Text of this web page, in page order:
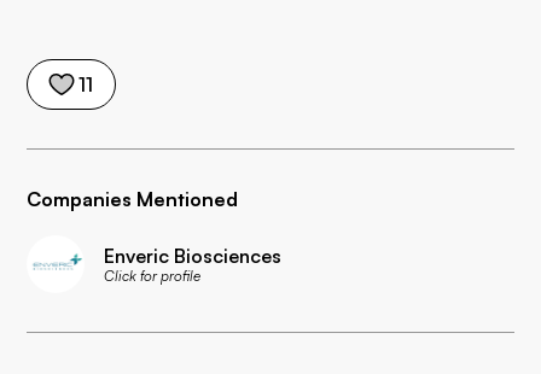
11
Companies Mentioned
Enveric Biosciences
Click for profile